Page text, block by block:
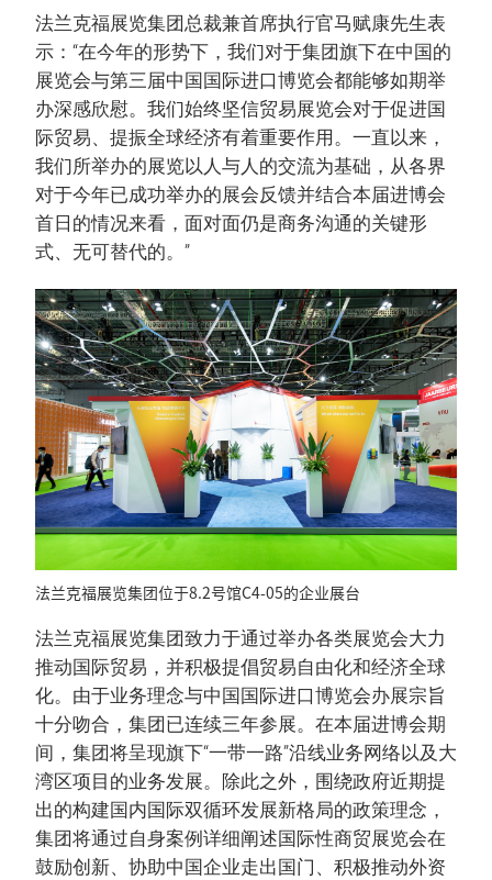
法兰克福展览集团总裁兼首席执行官马赋康先生表
示：“在今年的形势下，我们对于集团旗下在中国的
展览会与第三届中国国际进口博览会都能够如期举
办深感欣慰。我们始终坚信贸易展览会对于促进国
际贸易、提振全球经济有着重要作用。一直以来，
我们所举办的展览以人与人的交流为基础，从各界
对于今年已成功举办的展会反馈并结合本届进博会
首日的情况来看，面对面仍是商务沟通的关键形
式、无可替代的。”
法兰克福展览集团位于8.2号馆C4-05的企业展台
法兰克福展览集团致力于通过举办各类展览会大力
推动国际贸易，并积极提倡贸易自由化和经济全球
化。由于业务理念与中国国际进口博览会办展宗旨
十分吻合，集团已连续三年参展。在本届进博会期
间，集团将呈现旗下“一带一路”沿线业务网络以及大
湾区项目的业务发展。除此之外，围绕政府近期提
出的构建国内国际双循环发展新格局的政策理念，
集团将通过自身案例详细阐述国际性商贸展览会在
鼓励创新、协助中国企业走出国门、积极推动外资